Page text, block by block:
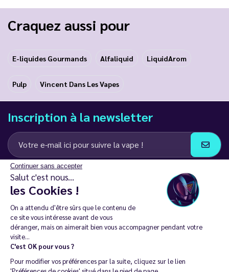
Continuer sans accepter
Salut c'est nous...
les Cookies !
On a attendu d'être sûrs que le contenu de
ce site vous intéresse avant de vous
déranger, mais on aimerait bien vous accompagner pendant votre
visite...
C'est OK pour vous ?
Pour modifier vos préférences par la suite, cliquez sur le lien
Craquez aussi pour
E-liquides Gourmands Alfaliquid LiquidArom
Pulp Vincent Dans Les Vapes
Inscription à la newsletter
J’accepte de recevoir des communications e-mail et SMS de la part de
LD Groupe
Restez en contact
La vente de cigarette électronique est interdite chez les moins de
18 ans. 🔞